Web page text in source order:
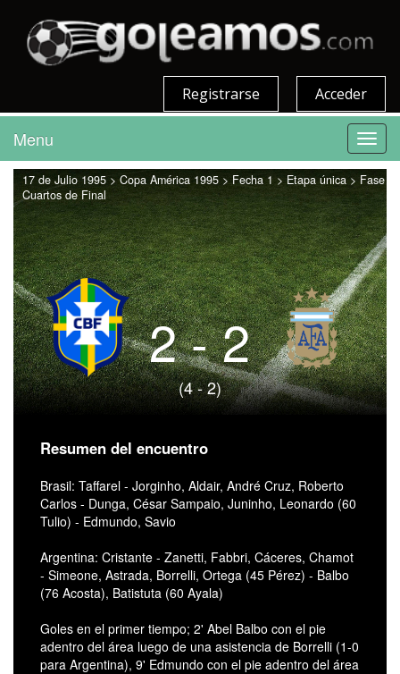
Acceder
Registrarse
Menu
17 de Julio 1995 > Copa América 1995 > Fecha 1 > Etapa única > Fase
Cuartos de Final
2 - 2
(4 - 2)
Resumen del encuentro
Brasil: Taffarel - Jorginho, Aldair, André Cruz, Roberto
Carlos - Dunga, César Sampaio, Juninho, Leonardo (60
Tulio) - Edmundo, Savio
Argentina: Cristante - Zanetti, Fabbri, Cáceres, Chamot
- Simeone, Astrada, Borrelli, Ortega (45 Pérez) - Balbo
(76 Acosta), Batistuta (60 Ayala)
Goles en el primer tiempo; 2' Abel Balbo con el pie
adentro del área luego de una asistencia de Borrelli (1-0
para Argentina), 9' Edmundo con el pie adentro del área